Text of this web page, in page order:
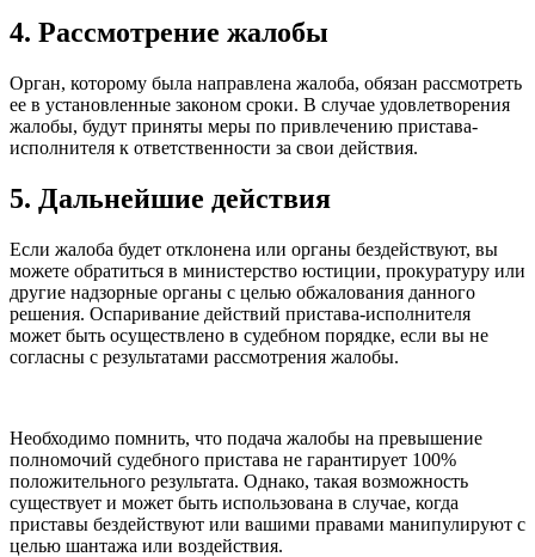
4. Рассмотрение жалобы
Орган, которому была направлена жалоба, обязан рассмотреть
ее в установленные законом сроки. В случае удовлетворения
жалобы, будут приняты меры по привлечению пристава-
исполнителя к ответственности за свои действия.
5. Дальнейшие действия
Если жалоба будет отклонена или органы бездействуют, вы
можете обратиться в министерство юстиции, прокуратуру или
другие надзорные органы с целью обжалования данного
решения. Оспаривание действий пристава-исполнителя
может быть осуществлено в судебном порядке, если вы не
согласны с результатами рассмотрения жалобы.
Необходимо помнить, что подача жалобы на превышение
полномочий судебного пристава не гарантирует 100%
положительного результата. Однако, такая возможность
существует и может быть использована в случае, когда
приставы бездействуют или вашими правами манипулируют с
целью шантажа или воздействия.